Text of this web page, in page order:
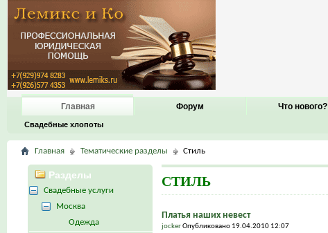
Главная
Свадебные хлопоты
Форум Что нового?
Главная Тематические разделы Стиль
СТИЛЬ
Платья наших невест
jockerОпубликовано 19.04.2010 12:07
Разделы
Свадебные услуги
Москва
Одежда